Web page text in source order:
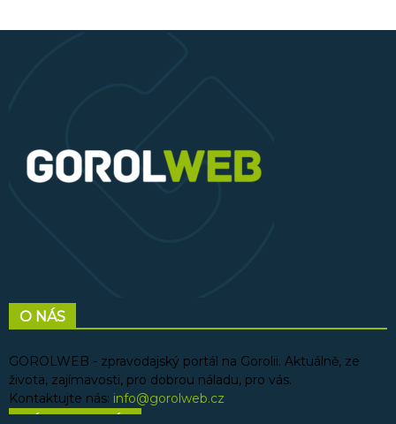
O NÁS
GOROLWEB - zpravodajský portál na Gorolii. Aktuálně, ze
života, zajímavosti, pro dobrou náladu, pro vás.
Kontaktujte nás: info@gorolweb.cz